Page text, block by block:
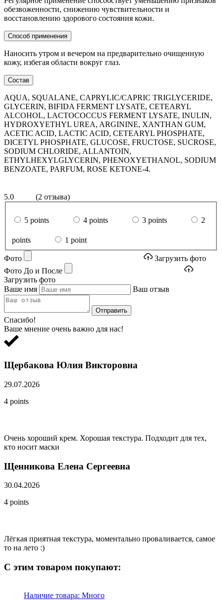
обезвоженности, снижению чувствительности и
восстановлению здорового состояния кожи.
Способ применения
Наноcить утром и вечером на предварительно очищенную
кожу, избегая области вокруг глаз.
Состав
AQUA, SQUALANE, CAPRYLIC/CAPRIC TRIGLYCERIDE,
GLYCERIN, BIFIDA FERMENT LYSATE, CETEARYL
ALCOHOL, LACTOCOCCUS FERMENT LYSATE, INULIN,
HYDROXYETHYL UREA, ARGININE, XANTHAN GUM,
ACETIC ACID, LACTIC ACID, CETEARYL PHOSPHATE,
DICETYL PHOSPHATE, GLUCOSE, FRUCTOSE, SUCROSE,
SODIUM CHLORIDE, ALLANTOIN,
ETHYLHEXYLGLYCERIN, PHENOXYETHANOL, SODIUM
BENZOATE, PARFUM, ROSE KETONE-4.
5.0 (2 отзыва)
5 points 4 points 3 points 2
points 1 point
Фото
Загрузить фото
Фото До и После
Загрузить фото
Ваше имя
Ваш отзыв
Отправить
Спасибо!
Ваше мнение очень важно для нас!
Щербакова Юлия Викторовна
29.07.2026
4 points
Очень хороший крем. Хорошая текстура. Подходит для тех,
кто носит маски
Щенникова Елена Сергеевна
30.04.2026
4 points
Лёгкая приятная текстура, моментально проваливается, самое
то на лето :)
С этим товаром покупают:
Наличие товара: Много